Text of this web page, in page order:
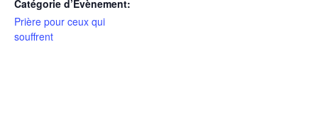
Catégorie d’Évènement:
Prière pour ceux qui
souffrent